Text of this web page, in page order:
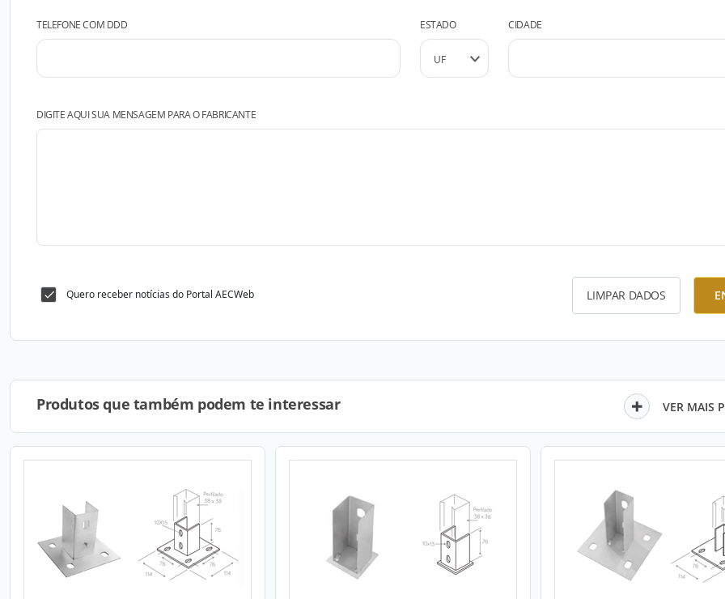
TELEFONE COM DDD ESTADO CIDADE
DIGITE AQUI SUA MENSAGEM PARA O FABRICANTE
Quero receber notícias do Portal AECWeb LIMPAR DADOS
Produtos que também podem te interessar VER MAIS